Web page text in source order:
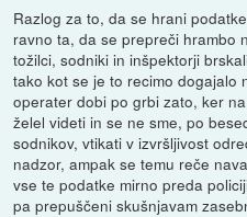
Razlog za to, da se hrani
ravno ta, da se prepreči hrambo
tožilci, sodniki in inšpektorji
tako kot se je to recimo dogajalo
operater dobi po grbi zato, ker
želel videti in se ne sme, po
sodnikov, vtikati v izvršljivost
nadzor, ampak se temu reče
vse te podatke mirno preda
pa prepuščeni skušnjavam